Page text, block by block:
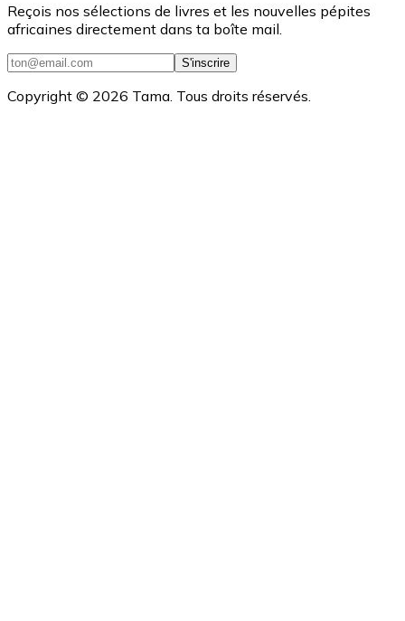
Reçois nos sélections de livres et les nouvelles pépites
africaines directement dans ta boîte mail.
S'inscrire
Copyright © 2026 Tama. Tous droits réservés.